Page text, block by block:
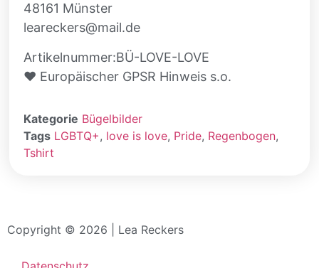
48161 Münster
leareckers@mail.de
Artikelnummer:BÜ-LOVE-LOVE
♥ Europäischer GPSR Hinweis s.o.
Kategorie Bügelbilder
Tags LGBTQ+, love is love, Pride, Regenbogen,
Tshirt
Copyright © 2026 | Lea Reckers